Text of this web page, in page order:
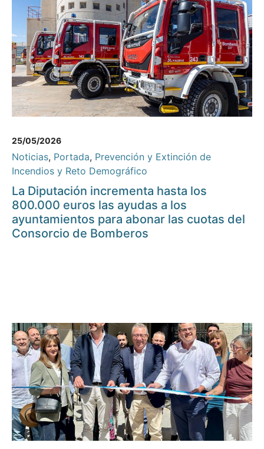
25/05/2026
Noticias, Portada, Prevención y Extinción de
Incendios y Reto Demográfico
La Diputación incrementa hasta los
800.000 euros las ayudas a los
ayuntamientos para abonar las cuotas del
Consorcio de Bomberos